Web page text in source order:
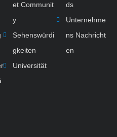
et Communit
y
Sehenswürdi
gkeiten
Universität
ds
Unternehme
ns Nachricht
en